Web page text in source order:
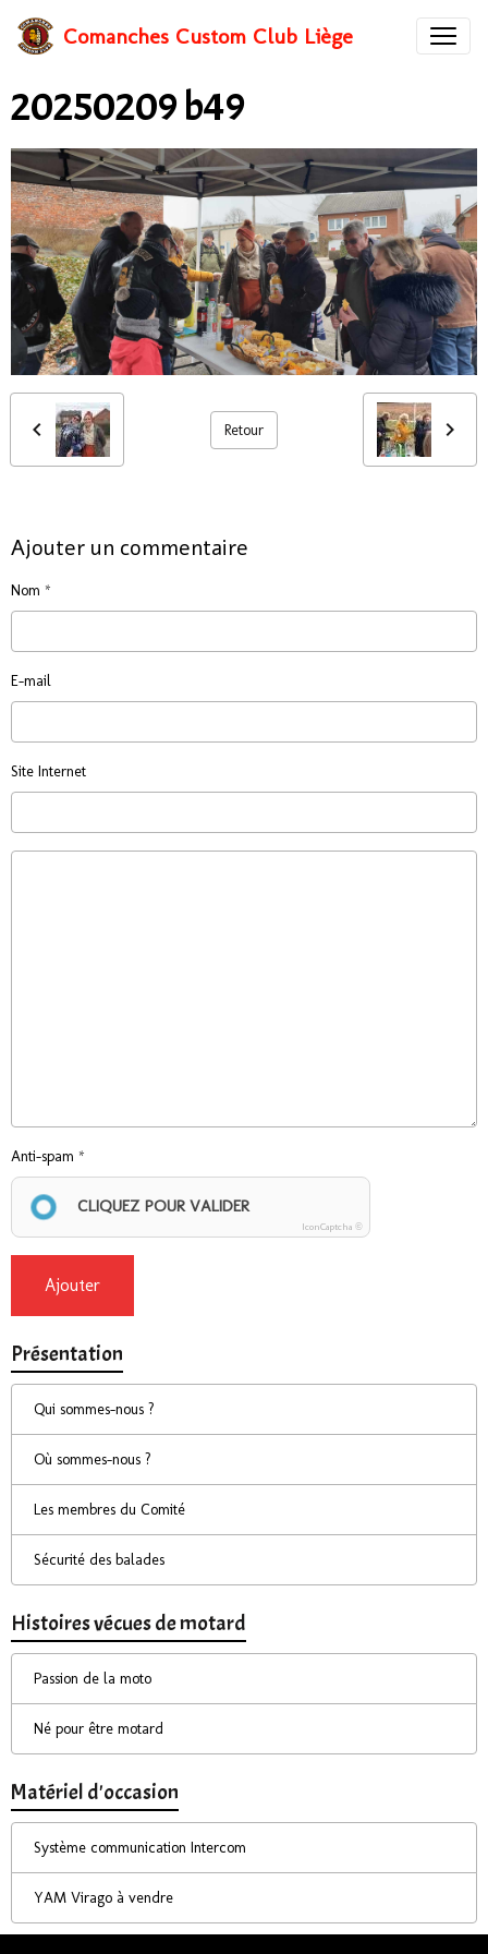
Comanches Custom Club Liège
20250209 b49
Retour
Ajouter un commentaire
Nom
E-mail
Site Internet
Anti-spam
CLIQUEZ POUR VALIDER
IconCaptcha ©
Ajouter
Présentation
Qui sommes-nous ?
Où sommes-nous ?
Les membres du Comité
Sécurité des balades
Histoires vécues de motard
Passion de la moto
Né pour être motard
Matériel d'occasion
Système communication Intercom
YAM Virago à vendre